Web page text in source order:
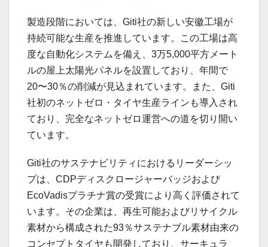
製造段階においては、Giti社の新しい安徽工場が
持続可能な生産を推進しています。この工場は高
度な自動化システムを備え、3万5,000平方メート
ルの屋上太陽光パネルを設置しており、年間で
20〜30％の削減が見込まれています。また、Giti
社初のネットゼロ・タイヤ生産ラインも導入され
ており、完全なネットゼロ運営への道を切り開い
ています。
Giti社のサステナビリティにおけるリーダーシッ
プは、CDPディスクロージャーバッジおよび
EcoVadisプラチナ賞の受賞により高く評価されて
います。その企業は、再生可能およびリサイクル
素材から構成された93％サステナブル素材由来の
コンセプトタイヤも開発しており、サーキュラ